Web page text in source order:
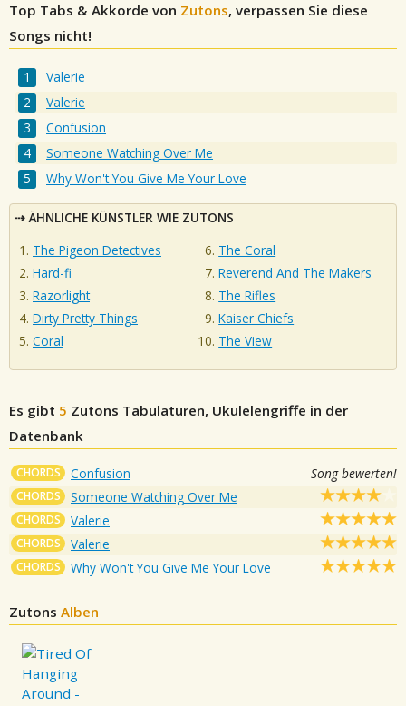
Top Tabs & Akkorde von Zutons, verpassen Sie diese
Songs nicht!
Valerie
Valerie
Confusion
Someone Watching Over Me
Why Won't You Give Me Your Love
ÄHNLICHE KÜNSTLER WIE ZUTONS
The Pigeon Detectives
Hard-fi
Razorlight
Dirty Pretty Things
Coral
The Coral
Reverend And The Makers
The Rifles
Kaiser Chiefs
The View
Es gibt 5 Zutons Tabulaturen, Ukulelengriffe in der
Datenbank
CHORDS Confusion Song bewerten!
CHORDS Someone Watching Over Me
CHORDS Valerie
CHORDS Valerie
CHORDS Why Won't You Give Me Your Love
Zutons Alben